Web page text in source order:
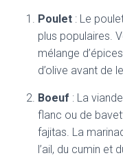
Poulet : Le
plus populaires.
mélange
d’olive avant de
Boeuf : La
flanc ou de
fajitas. La
l’ail, du cumin et